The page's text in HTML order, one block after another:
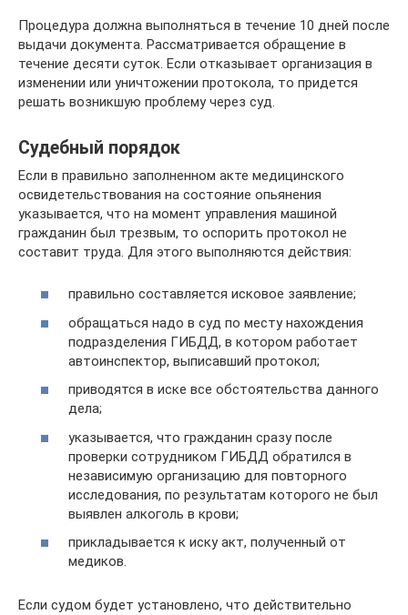
Процедура должна выполняться в течение 10 дней после
выдачи документа. Рассматривается обращение в
течение десяти суток. Если отказывает организация в
изменении или уничтожении протокола, то придется
решать возникшую проблему через суд.
Судебный порядок
Если в правильно заполненном акте медицинского
освидетельствования на состояние опьянения
указывается, что на момент управления машиной
гражданин был трезвым, то оспорить протокол не
составит труда. Для этого выполняются действия:
правильно составляется исковое заявление;
обращаться надо в суд по месту нахождения
подразделения ГИБДД, в котором работает
автоинспектор, выписавший протокол;
приводятся в иске все обстоятельства данного
дела;
указывается, что гражданин сразу после
проверки сотрудником ГИБДД обратился в
независимую организацию для повторного
исследования, по результатам которого не был
выявлен алкоголь в крови;
прикладывается к иску акт, полученный от
медиков.
Если судом будет установлено, что действительно